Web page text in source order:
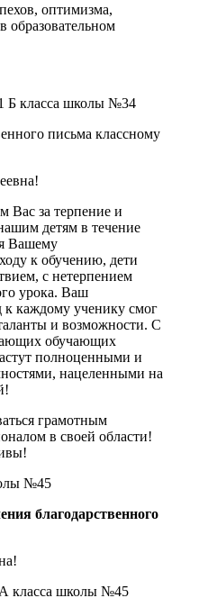
оптимизма,
образовательном
Б класса школы №34
письма классному
Вас за терпение и
детям в течение
Вашему
к обучению, дети
с нетерпением
урока. Ваш
каждому ученику смог
и возможности. С
обучающих
полноценными и
нацеленными на
грамотным
в своей области!
№45
благодарственного
класса школы №45